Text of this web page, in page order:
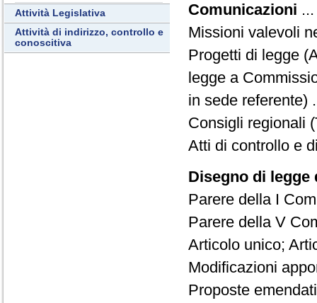
Attività Legislativa
Attività di indirizzo, controllo e
conoscitiva
Comunicazioni
Missioni valevoli
Progetti di legge
legge a
in sede referente)
Consigli regionali
Atti di controllo e
Disegno di legge
Parere della I
Parere della V
Articolo unico;
Modificazioni
Proposte